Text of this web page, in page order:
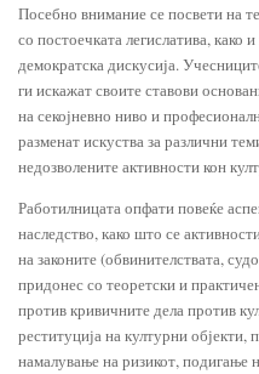
Посебно внимание се посвети на
со постоечката легислатива,
демократска дискусија.
ги искажат своите ставови
на секојневно ниво и
разменат искуства за различни
недозволените активности кон
Работилницата опфати повеќе
наследство, како што се
на законите (обвинителствата,
придонес со теоретски и
против кривичните дела против
реституција на културни
намалување на ризикот, подигање